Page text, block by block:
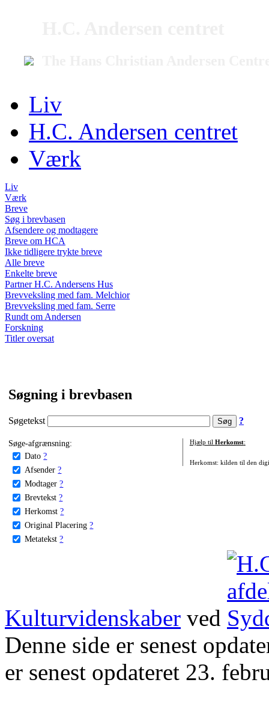
Liv
H.C. Andersen centret
Værk
Liv
Værk
Breve
Søg i brevbasen
Afsendere og modtagere
Breve om HCA
Ikke tidligere trykte breve
Alle breve
Enkelte breve
Partner H.C. Andersens Hus
Brevveksling med fam. Melchior
Brevveksling med fam. Serre
Rundt om Andersen
Forskning
Titler oversat
Søgning i brevbasen
Søgetekst ?
Søge-afgrænsning:
Dato ?
Afsender ?
Modtager ?
Brevtekst ?
Herkomst ?
Original Placering ?
Metatekst ?
Hjælp til Herkomst:
Herkomst: kilden til den
Kulturvidenskaber ved
Denne side er senest
er senest opdateret 23.